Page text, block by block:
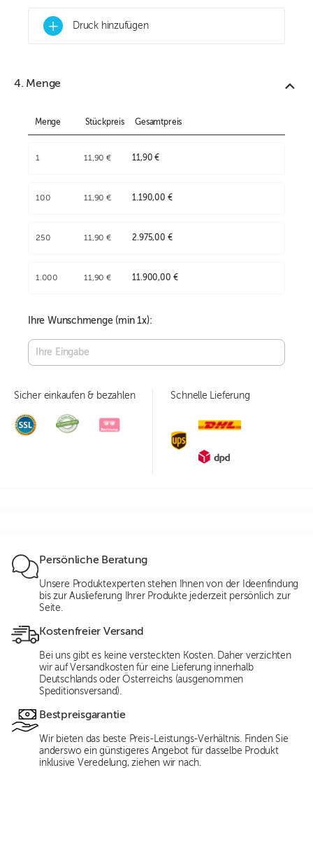
+ Druck hinzufügen
4. Menge
Menge Stückpreis Gesamtpreis
1 11,90 € 11,90 €
100 11,90 € 1.190,00 €
250 11,90 € 2.975,00 €
1.000 11,90 € 11.900,00 €
Ihre Wunschmenge (min1x):
Sicher einkaufen & bezahlen Schnelle Lieferung
Persönliche Beratung
Unsere Produktexperten stehen Ihnen von der Ideenfindung
bis zur Auslieferung Ihrer Produkte jederzeit persönlich zur
Seite.
Kostenfreier Versand
Bei uns gibt es keine versteckten Kosten. Daher verzichten
wir auf Versandkosten für eine Lieferung innerhalb
Deutschlands oder Österreichs (ausgenommen
Speditionsversand).
Bestpreisgarantie
Wir bieten das beste Preis-Leistungs-Verhältnis. Finden Sie
anderswo ein günstigeres Angebot für dasselbe Produkt
inklusive Veredelung, ziehen wir nach.